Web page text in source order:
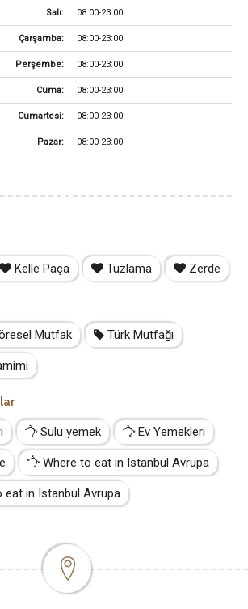
Salı: 08:00-23:00
Çarşamba: 08:00-23:00
Perşembe: 08:00-23:00
Cuma: 08:00-23:00
Cumartesi: 08:00-23:00
Pazar: 08:00-23:00
Kelle Paça Tuzlama Zerde
Mutfak Türk Mutfağı
Sulu yemek Ev Yemekleri
Where to eat in Istanbul Avrupa
in Istanbul Avrupa